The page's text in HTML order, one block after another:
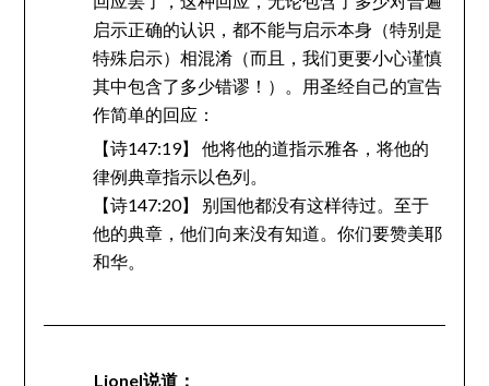
启示正确的认识，都不能与启示本身（特别是
特殊启示）相混淆（而且，我们更要小心谨慎
其中包含了多少错谬！）。用圣经自己的宣告
作简单的回应：
【诗147:19】 他将他的道指示雅各，将他的
律例典章指示以色列。
【诗147:20】 别国他都没有这样待过。至于
他的典章，他们向来没有知道。你们要赞美耶
和华。
Lionel说道：